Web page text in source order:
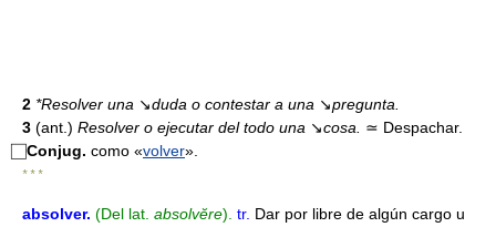
2 *Resolver una ↘duda o contestar a una ↘pregunta.
3 (ant.) Resolver o ejecutar del todo una ↘cosa. ≃ Despachar.
⃞Conjug. como «volver».
* * *
absolver. (Del lat. absolvĕre). tr. Dar por libre de algún cargo u